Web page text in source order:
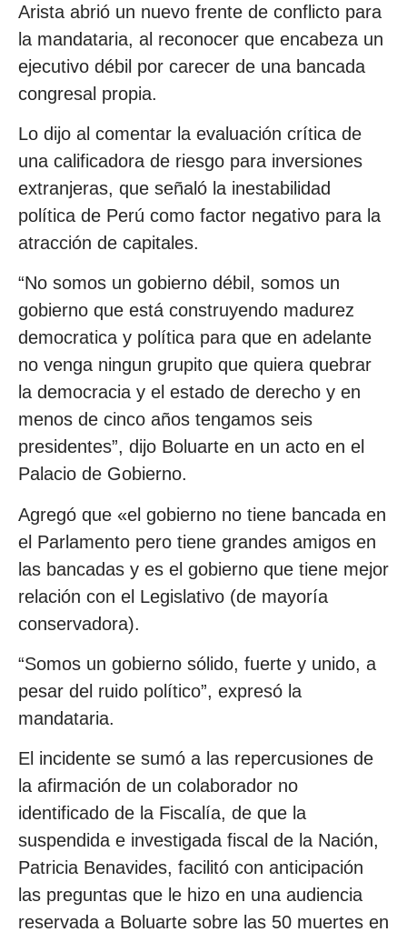
Arista abrió un nuevo frente de conflicto para
la mandataria, al reconocer que encabeza un
ejecutivo débil por carecer de una bancada
congresal propia.
Lo dijo al comentar la evaluación crítica de
una calificadora de riesgo para inversiones
extranjeras, que señaló la inestabilidad
política de Perú como factor negativo para la
atracción de capitales.
“No somos un gobierno débil, somos un
gobierno que está construyendo madurez
democratica y política para que en adelante
no venga ningun grupito que quiera quebrar
la democracia y el estado de derecho y en
menos de cinco años tengamos seis
presidentes”, dijo Boluarte en un acto en el
Palacio de Gobierno.
Agregó que «el gobierno no tiene bancada en
el Parlamento pero tiene grandes amigos en
las bancadas y es el gobierno que tiene mejor
relación con el Legislativo (de mayoría
conservadora).
“Somos un gobierno sólido, fuerte y unido, a
pesar del ruido político”, expresó la
mandataria.
El incidente se sumó a las repercusiones de
la afirmación de un colaborador no
identificado de la Fiscalía, de que la
suspendida e investigada fiscal de la Nación,
Patricia Benavides, facilitó con anticipación
las preguntas que le hizo en una audiencia
reservada a Boluarte sobre las 50 muertes en